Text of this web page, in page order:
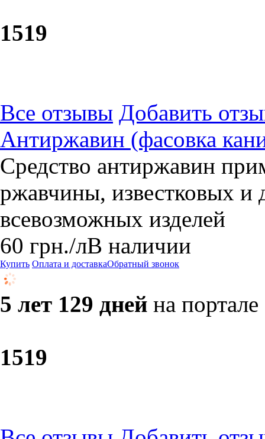
1519
Все отзывы Добавить
Антиржавин (фасовка
Средство антиржавин
ржавчины, известковых и
всевозможных изделей
60 грн./лВ наличии
Купить Оплата и доставкаОбратный звонок
5 лет 129 дней на портале
1519